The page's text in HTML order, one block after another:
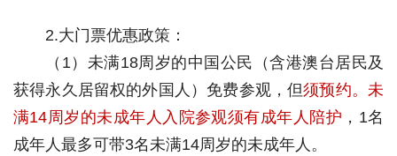
2.大门票优惠政策：
（1）未满18周岁的中国公民（含港澳台居民及
获得永久居留权的外国人）免费参观，但须预约。未
满14周岁的未成年人入院参观须有成年人陪护 ，1名
成年人最多可带3名未满14周岁的未成年人。